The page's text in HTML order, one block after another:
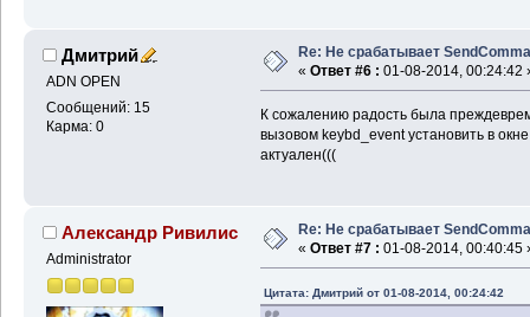
Дмитрий
ADN OPEN
Сообщений: 15
Карма: 0
Re: Не срабатывает
« Ответ #6 : 01-08-2014, 00:24:42
К сожалению радость была
вызовом keybd_event установить в
актуален(((
Александр Ривилис
Administrator
Re: Не срабатывает
« Ответ #7 : 01-08-2014, 00:40:45
Цитата: Дмитрий от 01-08-2014, 00:24:42